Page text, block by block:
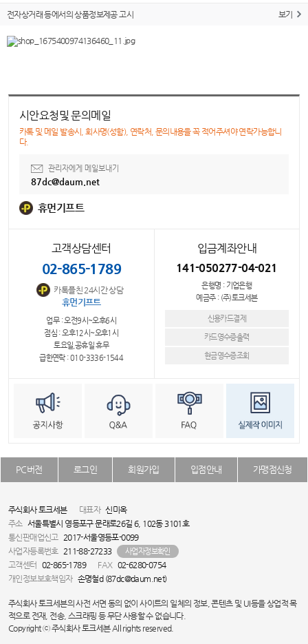
전자상거래 등에서의 상품정보제공 고시 보기
시안요청및 문의메일
카톡 및 메일 발송시, 회사명(성함), 연락처, 문의내용을 꼭 적어주셔야 연락가능합니
다.
관리자에게 메일보내기
87dc@daum.net
휴먼기프트
고객상담센터
02-865-1789
카톡플친 24시간 상담
휴먼기프트
업무 : 오전9시~오후6시
점심 : 오후12시~오후1시
토요일,공휴일 휴무
급한연락 : 010-3336-1544
입금계좌안내
141-050277-04-021
은행명 : 기업은행
예금주 : (주)토크세븐
신용카드결제
카드영수증출력
현금영수증조회
PC버전 로그인 회원가입 입점안내 가맹점신청
주식회사 토크세븐 대표자 신미옥
주소 서울특별시 영등포구 문래로26길 6, 102동 3101호
통신판매업신고 2017-서울영등포-0099
사업자등록번호 211-88-27233 사업자정보확인
고객센터 02-865-1789 FAX 02-6280-0754
개인정보보호책임자 손명철d (87dc@daum.net)
주식회사 토크세븐의 사전 서면 동의 없이 사이트의 일체의 정보, 콘텐츠 및 UI등을 상업적 목
적으로 전재, 전송, 스크래핑 등 무단 사용할 수 없습니다.
Copyright ⓒ 주식회사 토크세븐 All rights reserved.